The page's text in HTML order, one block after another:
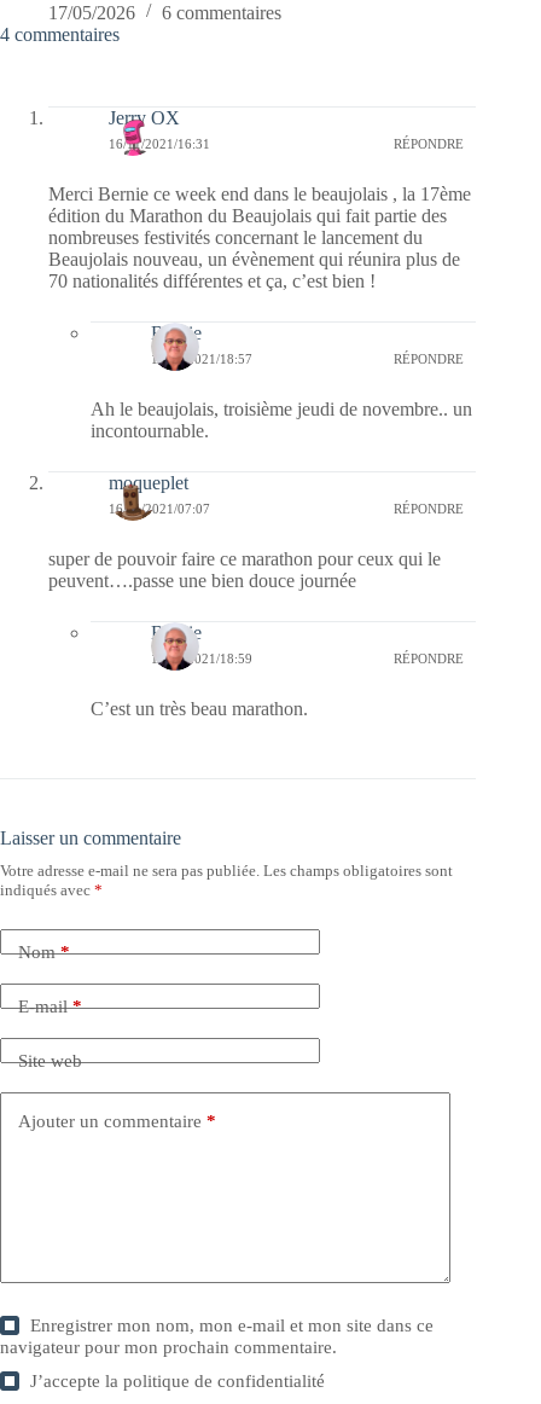
17/05/2026
6 commentaires
4 commentaires
Jerry OX
16/11/2021/16:31 RÉPONDRE
Merci Bernie ce week end dans le beaujolais , la 17ème
édition du Marathon du Beaujolais qui fait partie des
nombreuses festivités concernant le lancement du
Beaujolais nouveau, un évènement qui réunira plus de
70 nationalités différentes et ça, c’est bien !
Bernie
17/11/2021/18:57 RÉPONDRE
Ah le beaujolais, troisième jeudi de novembre.. un
incontournable.
moqueplet
16/11/2021/07:07 RÉPONDRE
super de pouvoir faire ce marathon pour ceux qui le
peuvent….passe une bien douce journée
Bernie
17/11/2021/18:59 RÉPONDRE
C’est un très beau marathon.
Laisser un commentaire
Votre adresse e-mail ne sera pas publiée. Les champs obligatoires sont
indiqués avec *
Nom*
E-mail*
Site web
Ajouter un commentaire *
Enregistrer mon nom, mon e-mail et mon site dans ce
navigateur pour mon prochain commentaire.
J’accepte lapolitique de confidentialité